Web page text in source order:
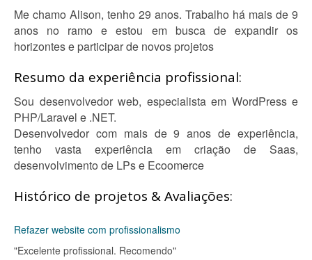
Me chamo Alison, tenho 29 anos. Trabalho há mais de 9
anos no ramo e estou em busca de expandir os
horizontes e participar de novos projetos
Resumo da experiência profissional:
Sou desenvolvedor web, especialista em WordPress e
PHP/Laravel e .NET.
Desenvolvedor com mais de 9 anos de experiência,
tenho vasta experiência em criação de Saas,
desenvolvimento de LPs e Ecoomerce
Histórico de projetos & Avaliações:
Refazer website com profissionalismo
"Excelente profissional. Recomendo"